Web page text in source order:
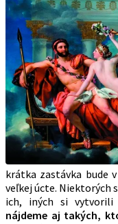
krátka zastávka bude
veľkej úcte. Niektorých
ich, iných si vytvorili
nájdeme aj takých,